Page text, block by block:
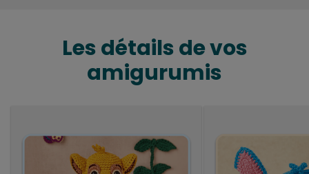
Les détails de vos
amigurumis